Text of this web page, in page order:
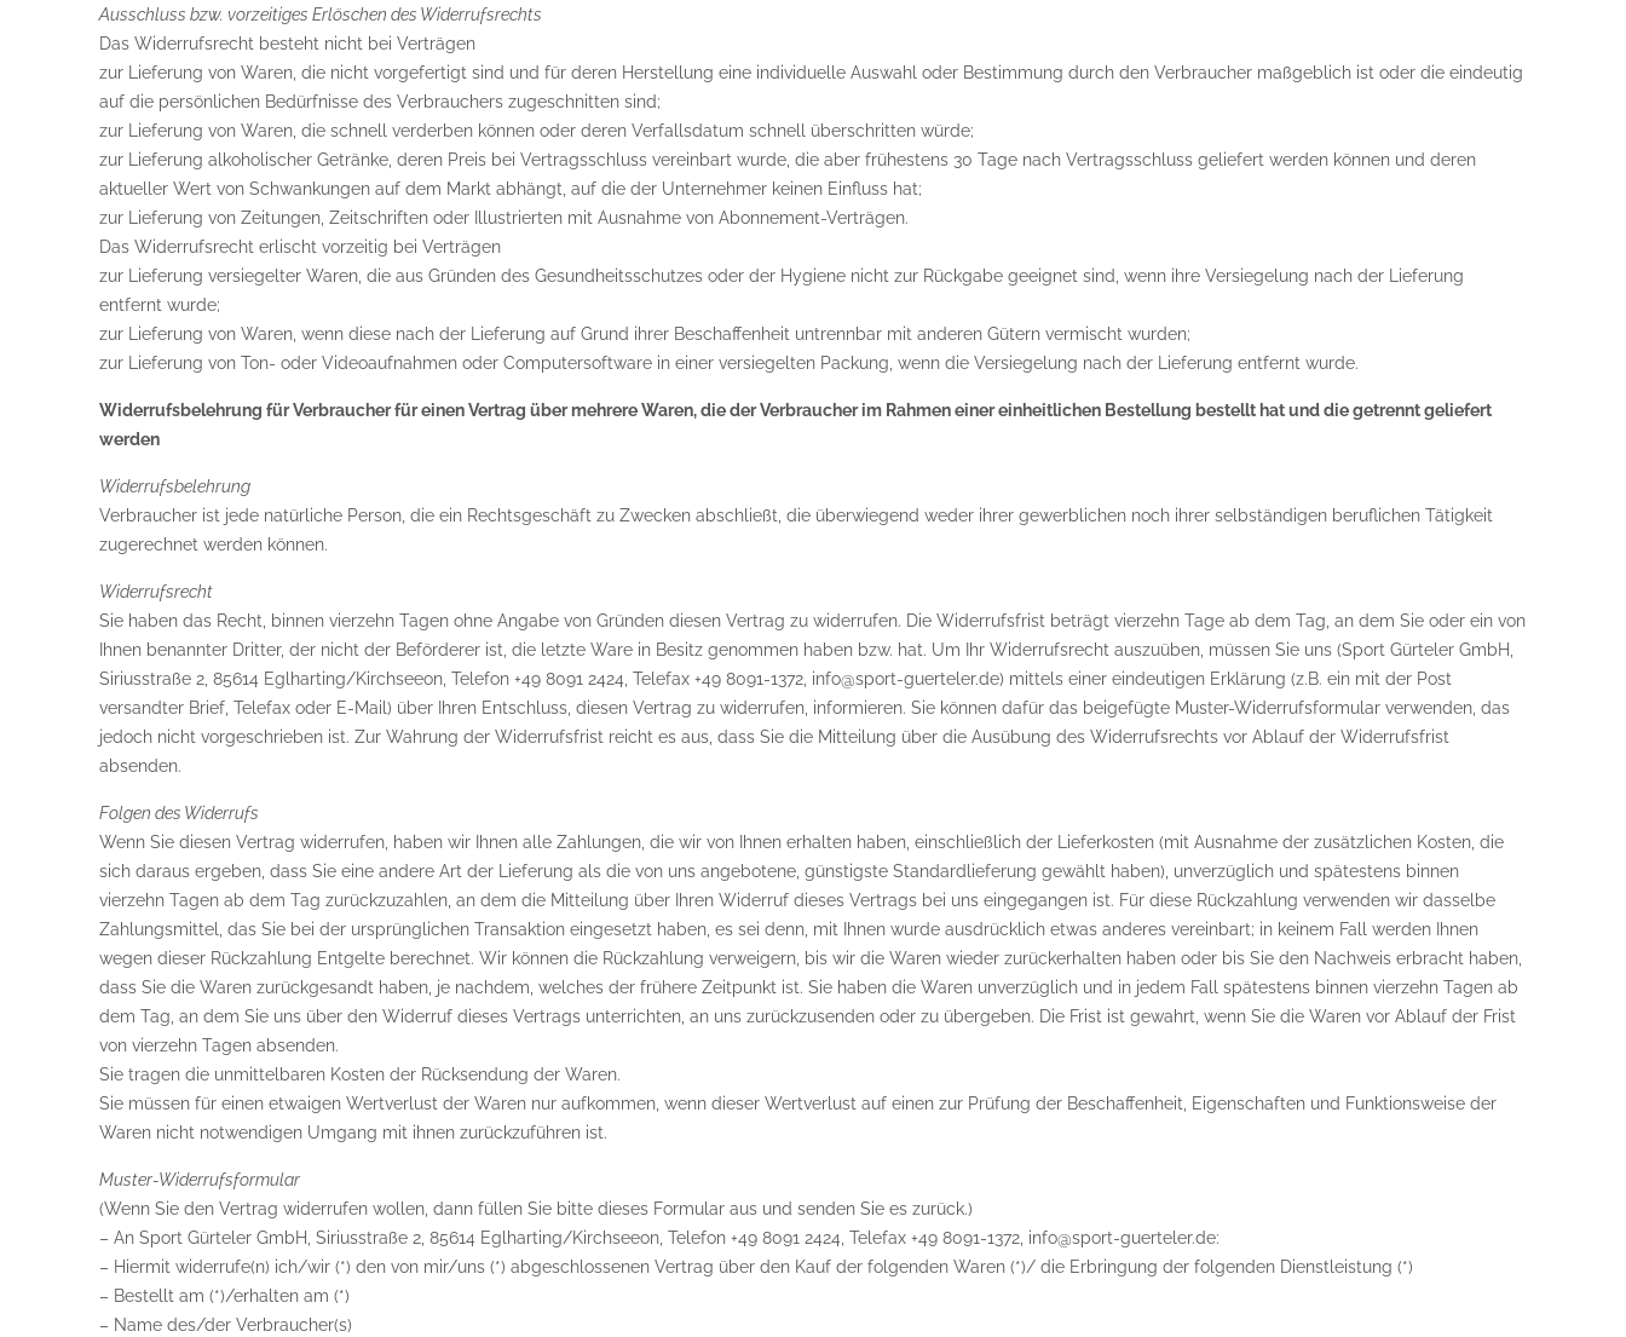
Ausschluss bzw. vorzeitiges Erlöschen des Widerrufsrechts
Das Widerrufsrecht besteht nicht bei Verträgen
zur Lieferung von Waren, die nicht vorgefertigt sind und für deren Herstellung eine individuelle Auswahl oder Bestimmung durch den Verbraucher maßgeblich ist oder die eindeutig
auf die persönlichen Bedürfnisse des Verbrauchers zugeschnitten sind;
zur Lieferung von Waren, die schnell verderben können oder deren Verfallsdatum schnell überschritten würde;
zur Lieferung alkoholischer Getränke, deren Preis bei Vertragsschluss vereinbart wurde, die aber frühestens 30 Tage nach Vertragsschluss geliefert werden können und deren
aktueller Wert von Schwankungen auf dem Markt abhängt, auf die der Unternehmer keinen Einfluss hat;
zur Lieferung von Zeitungen, Zeitschriften oder Illustrierten mit Ausnahme von Abonnement-Verträgen.
Das Widerrufsrecht erlischt vorzeitig bei Verträgen
zur Lieferung versiegelter Waren, die aus Gründen des Gesundheitsschutzes oder der Hygiene nicht zur Rückgabe geeignet sind, wenn ihre Versiegelung nach der Lieferung
entfernt wurde;
zur Lieferung von Waren, wenn diese nach der Lieferung auf Grund ihrer Beschaffenheit untrennbar mit anderen Gütern vermischt wurden;
zur Lieferung von Ton- oder Videoaufnahmen oder Computersoftware in einer versiegelten Packung, wenn die Versiegelung nach der Lieferung entfernt wurde.
Widerrufsbelehrung für Verbraucher für einen Vertrag über mehrere Waren, die der Verbraucher im Rahmen einer einheitlichen Bestellung bestellt hat und die getrennt geliefert
werden
Widerrufsbelehrung
Verbraucher ist jede natürliche Person, die ein Rechtsgeschäft zu Zwecken abschließt, die überwiegend weder ihrer gewerblichen noch ihrer selbständigen beruflichen Tätigkeit
zugerechnet werden können.
Widerrufsrecht
Sie haben das Recht, binnen vierzehn Tagen ohne Angabe von Gründen diesen Vertrag zu widerrufen. Die Widerrufsfrist beträgt vierzehn Tage ab dem Tag, an dem Sie oder ein von
Ihnen benannter Dritter, der nicht der Beförderer ist, die letzte Ware in Besitz genommen haben bzw. hat. Um Ihr Widerrufsrecht auszuüben, müssen Sie uns (Sport Gürteler GmbH,
Siriusstraße 2, 85614 Eglharting/Kirchseeon, Telefon +49 8091 2424, Telefax +49 8091-1372, info@sport-guerteler.de) mittels einer eindeutigen Erklärung (z.B. ein mit der Post
versandter Brief, Telefax oder E-Mail) über Ihren Entschluss, diesen Vertrag zu widerrufen, informieren. Sie können dafür das beigefügte Muster-Widerrufsformular verwenden, das
jedoch nicht vorgeschrieben ist. Zur Wahrung der Widerrufsfrist reicht es aus, dass Sie die Mitteilung über die Ausübung des Widerrufsrechts vor Ablauf der Widerrufsfrist
absenden.
Folgen des Widerrufs
Wenn Sie diesen Vertrag widerrufen, haben wir Ihnen alle Zahlungen, die wir von Ihnen erhalten haben, einschließlich der Lieferkosten (mit Ausnahme der zusätzlichen Kosten, die
sich daraus ergeben, dass Sie eine andere Art der Lieferung als die von uns angebotene, günstigste Standardlieferung gewählt haben), unverzüglich und spätestens binnen
vierzehn Tagen ab dem Tag zurückzuzahlen, an dem die Mitteilung über Ihren Widerruf dieses Vertrags bei uns eingegangen ist. Für diese Rückzahlung verwenden wir dasselbe
Zahlungsmittel, das Sie bei der ursprünglichen Transaktion eingesetzt haben, es sei denn, mit Ihnen wurde ausdrücklich etwas anderes vereinbart; in keinem Fall werden Ihnen
wegen dieser Rückzahlung Entgelte berechnet. Wir können die Rückzahlung verweigern, bis wir die Waren wieder zurückerhalten haben oder bis Sie den Nachweis erbracht haben,
dass Sie die Waren zurückgesandt haben, je nachdem, welches der frühere Zeitpunkt ist. Sie haben die Waren unverzüglich und in jedem Fall spätestens binnen vierzehn Tagen ab
dem Tag, an dem Sie uns über den Widerruf dieses Vertrags unterrichten, an uns zurückzusenden oder zu übergeben. Die Frist ist gewahrt, wenn Sie die Waren vor Ablauf der Frist
von vierzehn Tagen absenden.
Sie tragen die unmittelbaren Kosten der Rücksendung der Waren.
Sie müssen für einen etwaigen Wertverlust der Waren nur aufkommen, wenn dieser Wertverlust auf einen zur Prüfung der Beschaffenheit, Eigenschaften und Funktionsweise der
Waren nicht notwendigen Umgang mit ihnen zurückzuführen ist.
Muster-Widerrufsformular
(Wenn Sie den Vertrag widerrufen wollen, dann füllen Sie bitte dieses Formular aus und senden Sie es zurück.)
– An Sport Gürteler GmbH, Siriusstraße 2, 85614 Eglharting/Kirchseeon, Telefon +49 8091 2424, Telefax +49 8091-1372, info@sport-guerteler.de:
– Hiermit widerrufe(n) ich/wir (*) den von mir/uns (*) abgeschlossenen Vertrag über den Kauf der folgenden Waren (*)/ die Erbringung der folgenden Dienstleistung (*)
– Bestellt am (*)/erhalten am (*)
– Name des/der Verbraucher(s)